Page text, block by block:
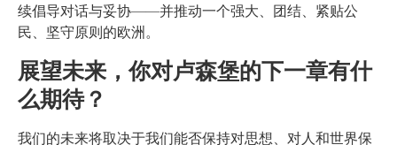
续倡导对话与妥协——并推动一个强大、团结、紧贴公
民、坚守原则的欧洲。
展望未来，你对卢森堡的下一章有什
么期待？
我们的未来将取决于我们能否保持对思想、对人和世界保